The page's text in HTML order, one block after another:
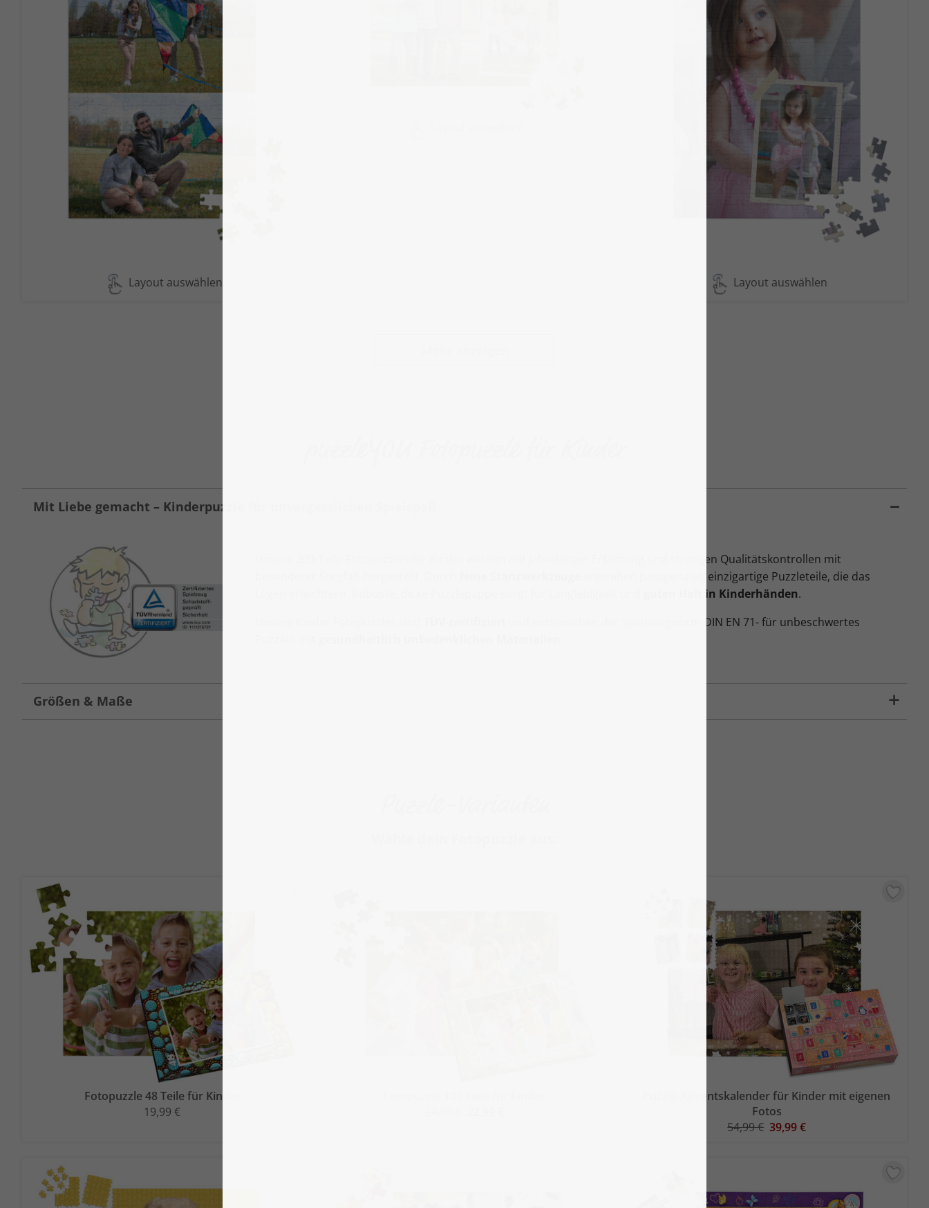
Layout auswählen Layout auswählen
Mit Liebe gemacht – Kinderpuzzle für unvergesslichen Spielspaß
Unsere 200-Teile-Fotopuzzles für Kinder werden mit jahrelanger Erfahrung und strengen Qualitätskontrollen mit
entstehen passgenaue, einzigartige Puzzleteile, die das
guten Halt in Kinderhänden.
und entsprechen der Spielzeugnorm DIN EN 71- für unbeschwertes
Größen & Maße
Fotopuzzle 48 Teile für Kinder
19,99 €
Puzzle-Adventskalender für Kinder mit eigenen
Fotos
54,99 € 39,99 €